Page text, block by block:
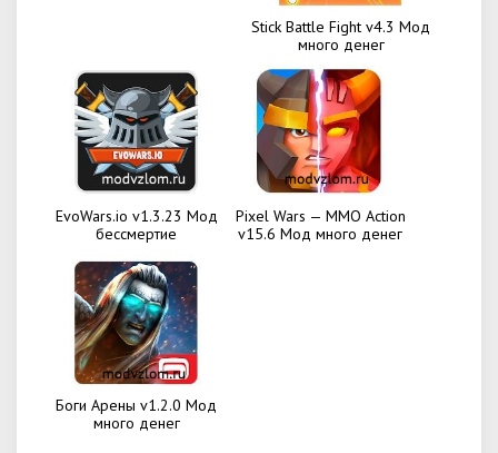
Stick Battle Fight v4.3 Мод
много денег
EvoWars.io v1.3.23 Мод
бессмертие
Pixel Wars — MMO Action
v15.6 Мод много денег
Боги Арены v1.2.0 Мод
много денег